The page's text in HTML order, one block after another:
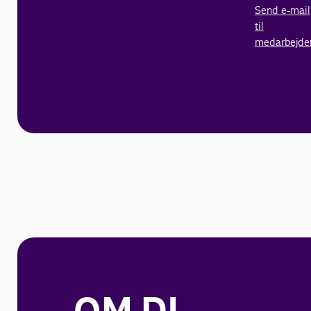
Send e-mail
til